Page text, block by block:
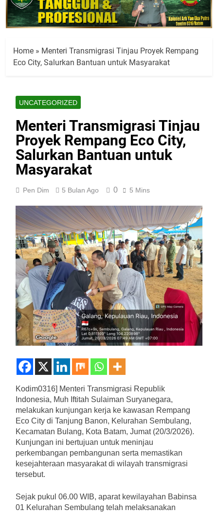
Home » Menteri Transmigrasi Tinjau Proyek Rempang
Eco City, Salurkan Bantuan untuk Masyarakat
UNCATEGORIZED
Menteri Transmigrasi Tinjau
Proyek Rempang Eco City,
Salurkan Bantuan untuk
Masyarakat
Pen Dim 5 Bulan Ago 0 5 Mins
Kodim0316] Menteri Transmigrasi Republik
Indonesia, Muh Iftitah Sulaiman Suryanegara,
melakukan kunjungan kerja ke kawasan Rempang
Eco City di Tanjung Banon, Kelurahan Sembulang,
Kecamatan Bulang, Kota Batam, Jumat (20/3/2026).
Kunjungan ini bertujuan untuk meninjau
perkembangan pembangunan serta memastikan
kesejahteraan masyarakat di wilayah transmigrasi
tersebut.
Sejak pukul 06.00 WIB, aparat kewilayahan Babinsa
01 Kelurahan Sembulang telah melaksanakan